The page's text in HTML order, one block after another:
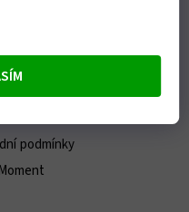
podmínky